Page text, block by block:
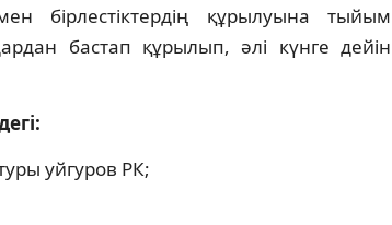
бiрлестiктердiң құрылуына тыйым
бастап құрылып, әлi күнге дейiн
уйгуров РК;